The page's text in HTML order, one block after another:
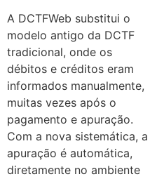
A DCTFWeb substitui o
modelo antigo da DCTF
tradicional, onde os
débitos e créditos eram
informados manualmente,
muitas vezes após o
pagamento e apuração.
Com a nova sistemática, a
apuração é automática,
diretamente no ambiente